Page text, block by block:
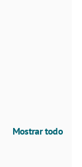
Mostrar todo